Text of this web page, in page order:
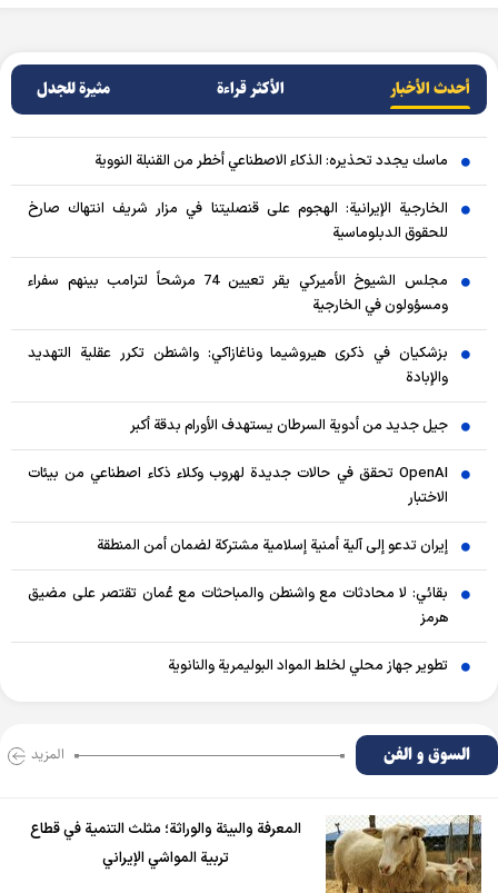
أحدث الأخبار الأکثر قراءة مثيرة للجدل
ماسك يجدد تحذيره: الذكاء الاصطناعي أخطر من القنبلة النووية
الخارجية الإيرانية: الهجوم على قنصليتنا في مزار شريف انتهاك صارخ
للحقوق الدبلوماسية
مجلس الشيوخ الأميركي يقر تعيين 74 مرشحاً لترامب بينهم سفراء
ومسؤولون في الخارجية
بزشكيان في ذكرى هيروشيما وناغازاكي: واشنطن تكرر عقلية التهديد
والإبادة
جيل جديد من أدوية السرطان يستهدف الأورام بدقة أكبر
OpenAI تحقق في حالات جديدة لهروب وكلاء ذكاء اصطناعي من بيئات
الاختبار
إيران تدعو إلى آلية أمنية إسلامية مشتركة لضمان أمن المنطقة
بقائي: لا محادثات مع واشنطن والمباحثات مع عُمان تقتصر على مضيق
هرمز
تطوير جهاز محلي لخلط المواد البوليمرية والنانوية
السوق و الفن المزید
المعرفة والبيئة والوراثة؛ مثلث التنمية في قطاع
تربية المواشي الإيراني